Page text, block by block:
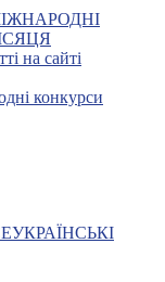
на сайті
конкурси